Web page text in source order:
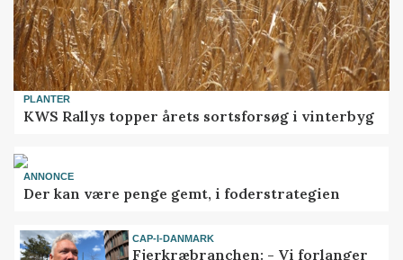
PLANTER
KWS Rallys topper årets sortsforsøg i vinterbyg
ANNONCE
Der kan være penge gemt, i foderstrategien
CAP-I-DANMARK
Fjerkræbranchen: - Vi forlanger